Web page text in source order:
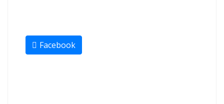
Facebook